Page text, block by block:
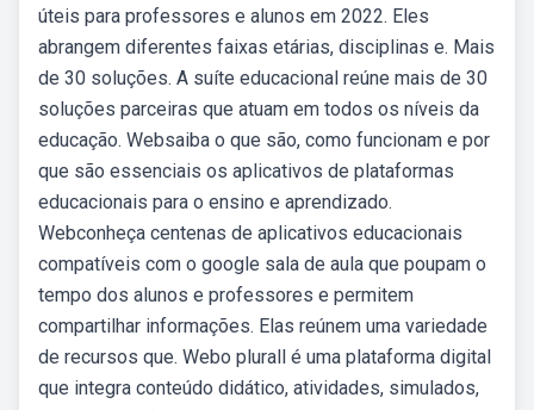
úteis para professores e alunos em 2022. Eles
abrangem diferentes faixas etárias, disciplinas e. Mais
de 30 soluções. A suíte educacional reúne mais de 30
soluções parceiras que atuam em todos os níveis da
educação. Websaiba o que são, como funcionam e por
que são essenciais os aplicativos de plataformas
educacionais para o ensino e aprendizado.
Webconheça centenas de aplicativos educacionais
compatíveis com o google sala de aula que poupam o
tempo dos alunos e professores e permitem
compartilhar informações. Elas reúnem uma variedade
de recursos que. Webo plurall é uma plataforma digital
que integra conteúdo didático, atividades, simulados,